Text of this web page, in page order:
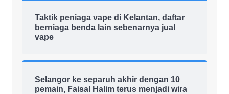
Taktik peniaga vape di Kelantan, daftar
berniaga benda lain sebenarnya jual
vape
Selangor ke separuh akhir dengan 10
pemain, Faisal Halim terus menjadi wira